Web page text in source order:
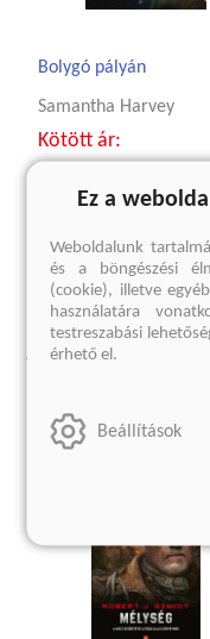
Bolygó pályán
Samantha Harvey
Kötött ár:
Eredeti ár:4 699 Ft
kosárba
A sorozat
Ez a
Weboldalunk
és a böngészési
(cookie), illetve
használatára
testreszabási
érhető el.
Beállítások